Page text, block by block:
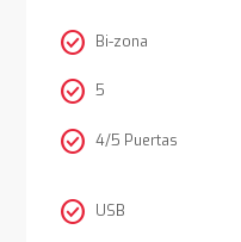
check_circle Bi-zona
check_circle 5
check_circle 4/5 Puertas
check_circle USB